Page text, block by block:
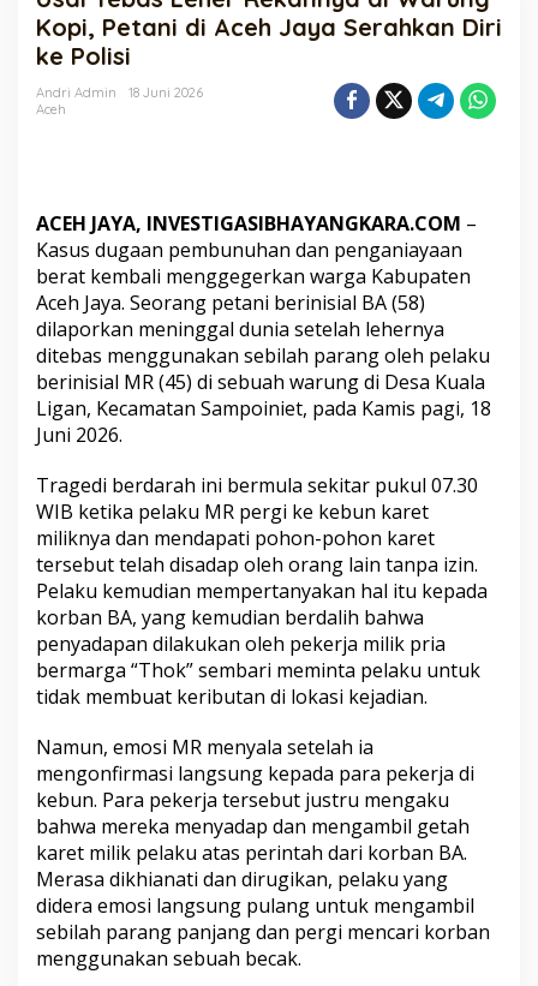
Rekannya
di
Kopi,
Diri
ke
Polisi
Kopi, Petani di Aceh Jaya Serahkan Diri
ke Polisi
Andri Admin
18 Juni 2026
Aceh
​ACEH JAYA, INVESTIGASIBHAYANGKARA.COM –
Kasus dugaan pembunuhan dan penganiayaan
berat kembali menggegerkan warga Kabupaten
Aceh Jaya. Seorang petani berinisial BA (58)
dilaporkan meninggal dunia setelah lehernya
ditebas menggunakan sebilah parang oleh pelaku
berinisial MR (45) di sebuah warung di Desa Kuala
Ligan, Kecamatan Sampoiniet, pada Kamis pagi, 18
Juni 2026.
​Tragedi berdarah ini bermula sekitar pukul 07.30
WIB ketika pelaku MR pergi ke kebun karet
miliknya dan mendapati pohon-pohon karet
tersebut telah disadap oleh orang lain tanpa izin.
Pelaku kemudian mempertanyakan hal itu kepada
korban BA, yang kemudian berdalih bahwa
penyadapan dilakukan oleh pekerja milik pria
bermarga “Thok” sembari meminta pelaku untuk
tidak membuat keributan di lokasi kejadian.
​Namun, emosi MR menyala setelah ia
mengonfirmasi langsung kepada para pekerja di
kebun. Para pekerja tersebut justru mengaku
bahwa mereka menyadap dan mengambil getah
karet milik pelaku atas perintah dari korban BA.
Merasa dikhianati dan dirugikan, pelaku yang
didera emosi langsung pulang untuk mengambil
sebilah parang panjang dan pergi mencari korban
menggunakan sebuah becak.